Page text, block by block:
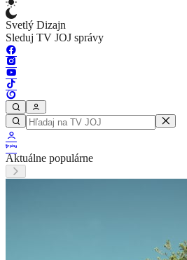
Svetlý Dizajn
Sleduj TV JOJ správy
Aktuálne populárne